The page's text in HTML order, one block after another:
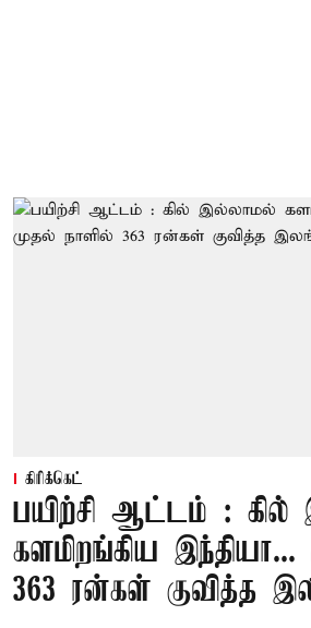
கிரிக்கெட்
பயிற்சி ஆட்டம் : கில்
களமிறங்கிய இந்தியா...
363 ரன்கள் குவித்த